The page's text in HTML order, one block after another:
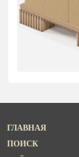
ГЛАВНАЯ
ПОИСК